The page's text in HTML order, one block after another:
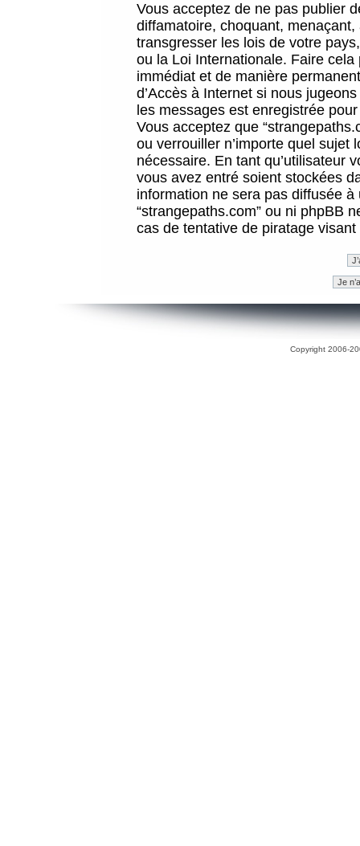
Vous acceptez de ne pas publier
diffamatoire, choquant,
transgresser les lois de votre
ou la Loi Internationale. Faire
immédiat et de manière
d’Accès à Internet si nous
les messages est enregistrée
Vous acceptez que
ou verrouiller n’importe quel sujet
nécessaire. En tant qu’utilisateur
vous avez entré soient stockées
information ne sera pas diffusée
“strangepaths.com” ou ni phpBB
cas de tentative de piratage
Copyright 2006-